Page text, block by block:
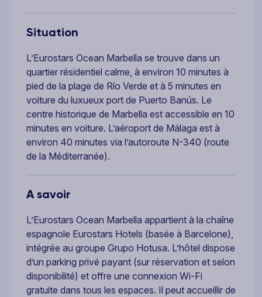
Situation
L’Eurostars Ocean Marbella se trouve dans un
quartier résidentiel calme, à environ 10 minutes à
pied de la plage de Río Verde et à 5 minutes en
voiture du luxueux port de Puerto Banús. Le
centre historique de Marbella est accessible en 10
minutes en voiture. L’aéroport de Málaga est à
environ 40 minutes via l’autoroute N-340 (route
de la Méditerranée).
A savoir
L’Eurostars Ocean Marbella appartient à la chaîne
espagnole Eurostars Hotels (basée à Barcelone),
intégrée au groupe Grupo Hotusa. L’hôtel dispose
d’un parking privé payant (sur réservation et selon
disponibilité) et offre une connexion Wi-Fi
gratuite dans tous les espaces. Il peut accueillir de